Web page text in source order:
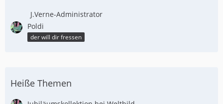
J.Verne-Administrator
Poldi
der will dir fressen
Heiße Themen